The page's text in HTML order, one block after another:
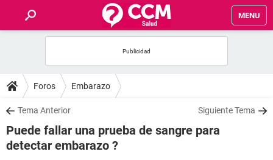
MENU
FOROS
SALUD
FAMILIA
Foros Embarazo
Tema Anterior Siguiente Tema
Puede fallar una prueba de sangre para
detectar embarazo ?